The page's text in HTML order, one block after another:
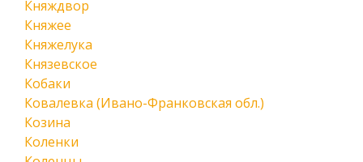
Княждвор
Княжее
Княжелука
Князевское
Кобаки
Ковалевка (Ивано-Франковская обл.)
Козина
Коленки